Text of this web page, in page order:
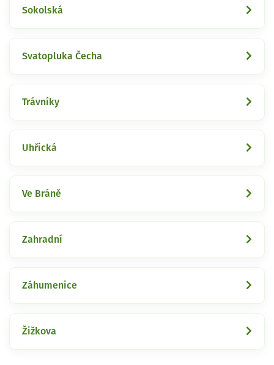
Sokolská
Svatopluka Čecha
Trávníky
Uhřická
Ve Bráně
Zahradní
Záhumenice
Žižkova